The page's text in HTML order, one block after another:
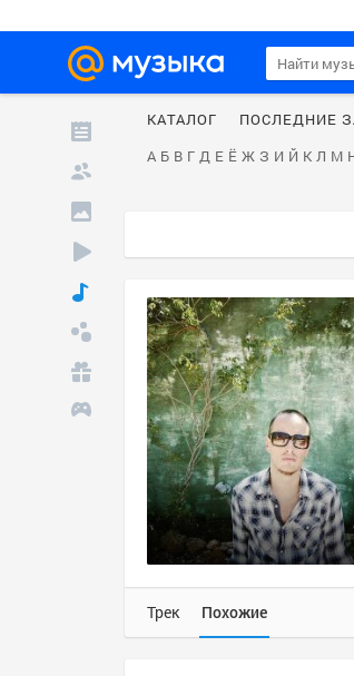
КАТАЛОГ
ПОСЛЕДНИЕ
А Б В Г Д Е Ё Ж З И Й К Л М
Трек Похожие